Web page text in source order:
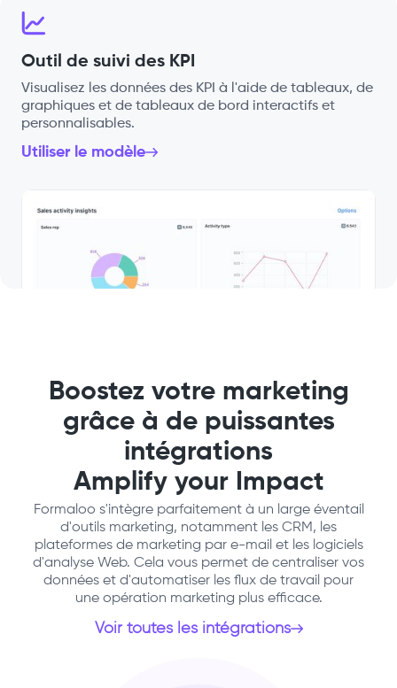
Outil de suivi des KPI
Visualisez les données des KPI à l'aide de tableaux, de
graphiques et de tableaux de bord interactifs et
personnalisables.
Utiliser le modèle
Boostez votre marketing
grâce à de puissantes
intégrations
Amplify your Impact
Formaloo s'intègre parfaitement à un large éventail
d'outils marketing, notamment les CRM, les
plateformes de marketing par e-mail et les logiciels
d'analyse Web. Cela vous permet de centraliser vos
données et d'automatiser les flux de travail pour
une opération marketing plus efficace.
Voir toutes les intégrations